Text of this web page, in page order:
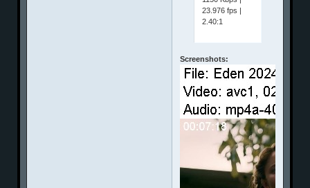
23.976 fps |
2.40:1
Screenshots: